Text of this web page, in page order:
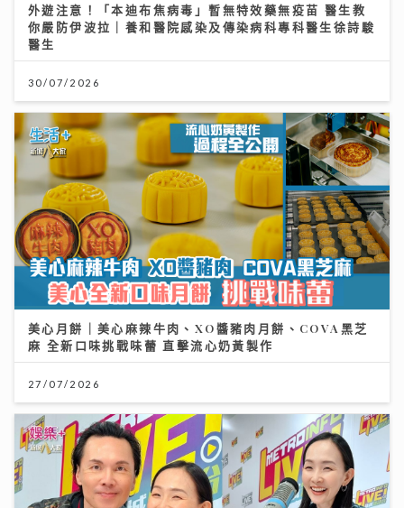
外遊注意！「本迪布焦病毒」暫無特效藥無疫苗 醫生教
你嚴防伊波拉｜養和醫院感染及傳染病科專科醫生徐詩駿
醫生
30/07/2026
美心月餅｜美心麻辣牛肉、XO醬豬肉月餅、COVA黑芝
麻 全新口味挑戰味蕾 直擊流心奶黃製作
27/07/2026